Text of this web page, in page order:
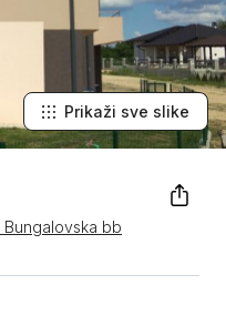
bb
Prikaži sve slike